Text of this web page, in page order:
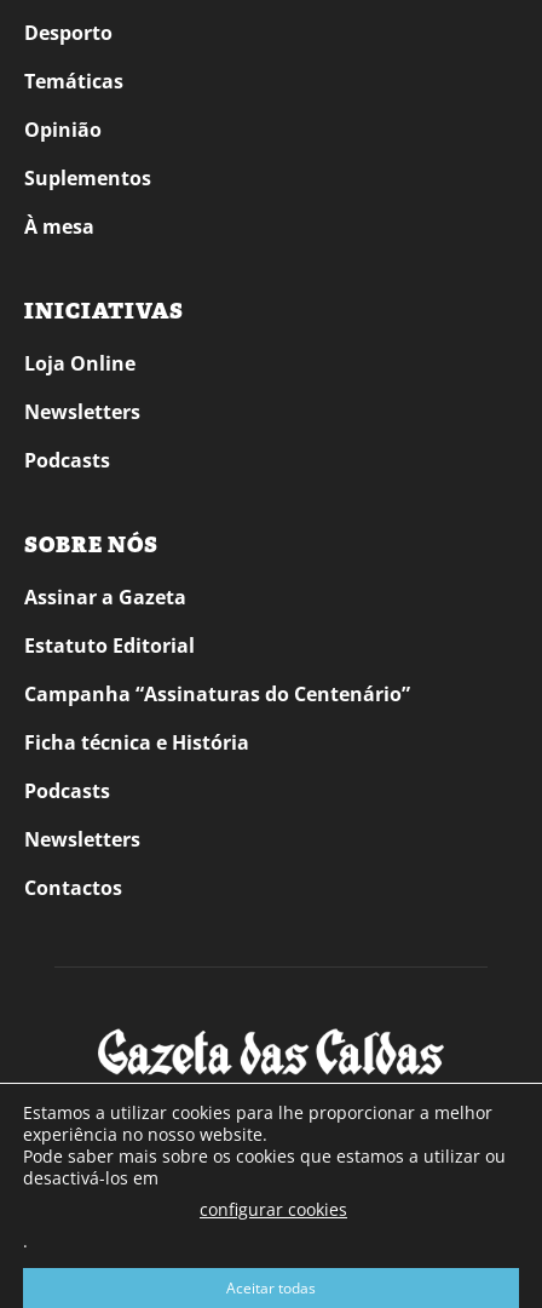
Desporto
Temáticas
Opinião
Suplementos
À mesa
INICIATIVAS
Loja Online
Newsletters
Podcasts
SOBRE NÓS
Assinar a Gazeta
Estatuto Editorial
Campanha “Assinaturas do Centenário”
Ficha técnica e História
Podcasts
Newsletters
Contactos
SOBRE NÓS
Com sede nas Caldas da Rainha e mais de 90 anos de
a sul de distrito de Leiria, com mais de 40.000 leitores por
toda a região Oeste. Jornal com distribuição em Portugal
Estamos a utilizar cookies para lhe proporcionar a melhor
experiência no nosso website.
Pode saber mais sobre os cookies que estamos a utilizar ou
desactivá-los em
configurar cookies
.
Aceitar todas